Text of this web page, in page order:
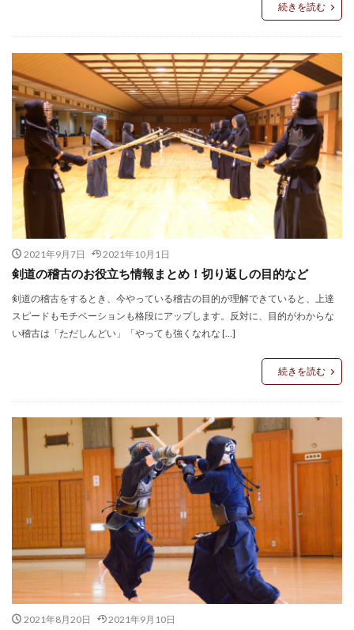
続きを読む
2021年9月7日 2021年10月1日
剣道の稽古のお役立ち情報まとめ！切り返しの目的など
剣道の稽古をするとき、今やっている稽古の目的が理解できていると、上達
スピードもモチベーションも格段にアップします。反対に、目的がわからな
い稽古は「ただしんどい」「やっても強くなれな […]
続きを読む
2021年8月20日 2021年9月10日